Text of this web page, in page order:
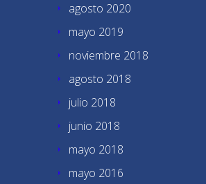
agosto 2020
mayo 2019
noviembre 2018
agosto 2018
julio 2018
junio 2018
mayo 2018
mayo 2016